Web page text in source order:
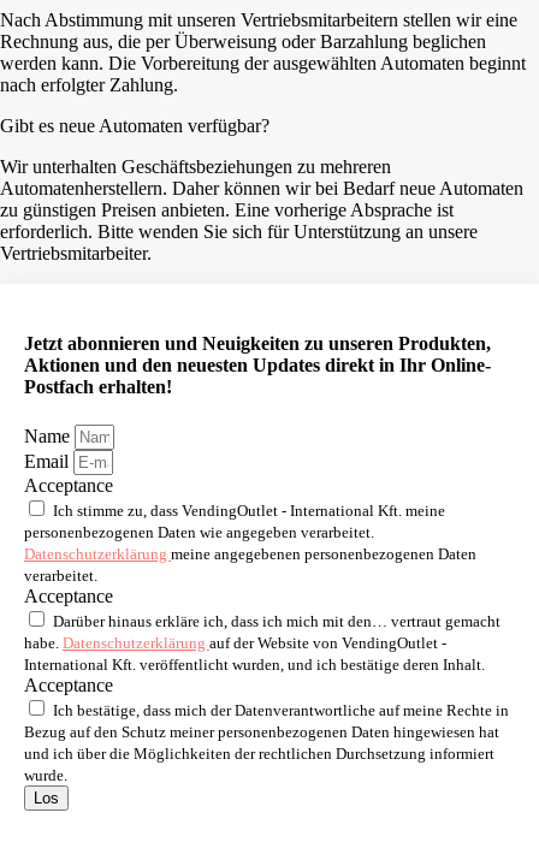
Nach Abstimmung mit unseren Vertriebsmitarbeitern stellen wir eine
Rechnung aus, die per Überweisung oder Barzahlung beglichen
werden kann. Die Vorbereitung der ausgewählten Automaten beginnt
nach erfolgter Zahlung.
Gibt es neue Automaten verfügbar?
Wir unterhalten Geschäftsbeziehungen zu mehreren
Automatenherstellern. Daher können wir bei Bedarf neue Automaten
zu günstigen Preisen anbieten. Eine vorherige Absprache ist
erforderlich. Bitte wenden Sie sich für Unterstützung an unsere
Vertriebsmitarbeiter.
Jetzt abonnieren und Neuigkeiten zu unseren Produkten,
Aktionen und den neuesten Updates direkt in Ihr Online-
Postfach erhalten!
Name
Email
Acceptance
Ich stimme zu, dass VendingOutlet - International Kft. meine
personenbezogenen Daten wie angegeben verarbeitet.
Datenschutzerklärung meine angegebenen personenbezogenen Daten
verarbeitet.
Acceptance
Darüber hinaus erkläre ich, dass ich mich mit den… vertraut gemacht
habe. Datenschutzerklärung auf der Website von VendingOutlet -
International Kft. veröffentlicht wurden, und ich bestätige deren Inhalt.
Acceptance
Ich bestätige, dass mich der Datenverantwortliche auf meine Rechte in
Bezug auf den Schutz meiner personenbezogenen Daten hingewiesen hat
und ich über die Möglichkeiten der rechtlichen Durchsetzung informiert
wurde.
Los